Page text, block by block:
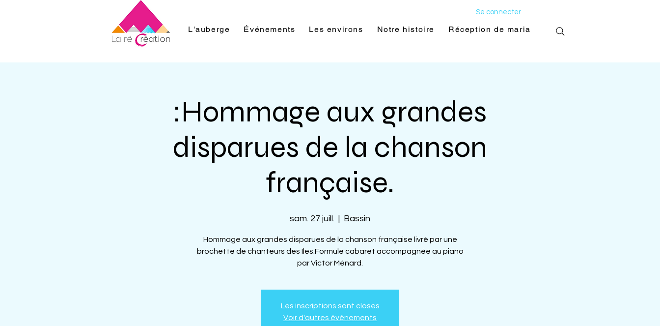
L'auberge Événements Les environs Notre histoire Réception de mariage Galerie photo
Se connecter
:Hommage aux grandes
disparues de la chanson
française.
sam. 27 juill.
  |
Bassin
Hommage aux grandes disparues de la chanson française livré par une
brochette de chanteurs des Iles.Formule cabaret accompagnée au piano
par Victor Ménard.
Les inscriptions sont closes
Voir d'autres événements